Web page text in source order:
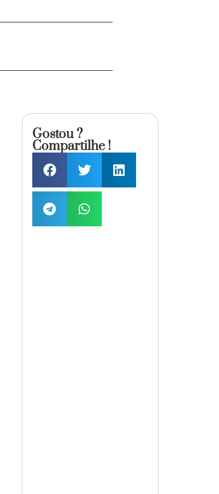
Gostou ?
Compartilhe !